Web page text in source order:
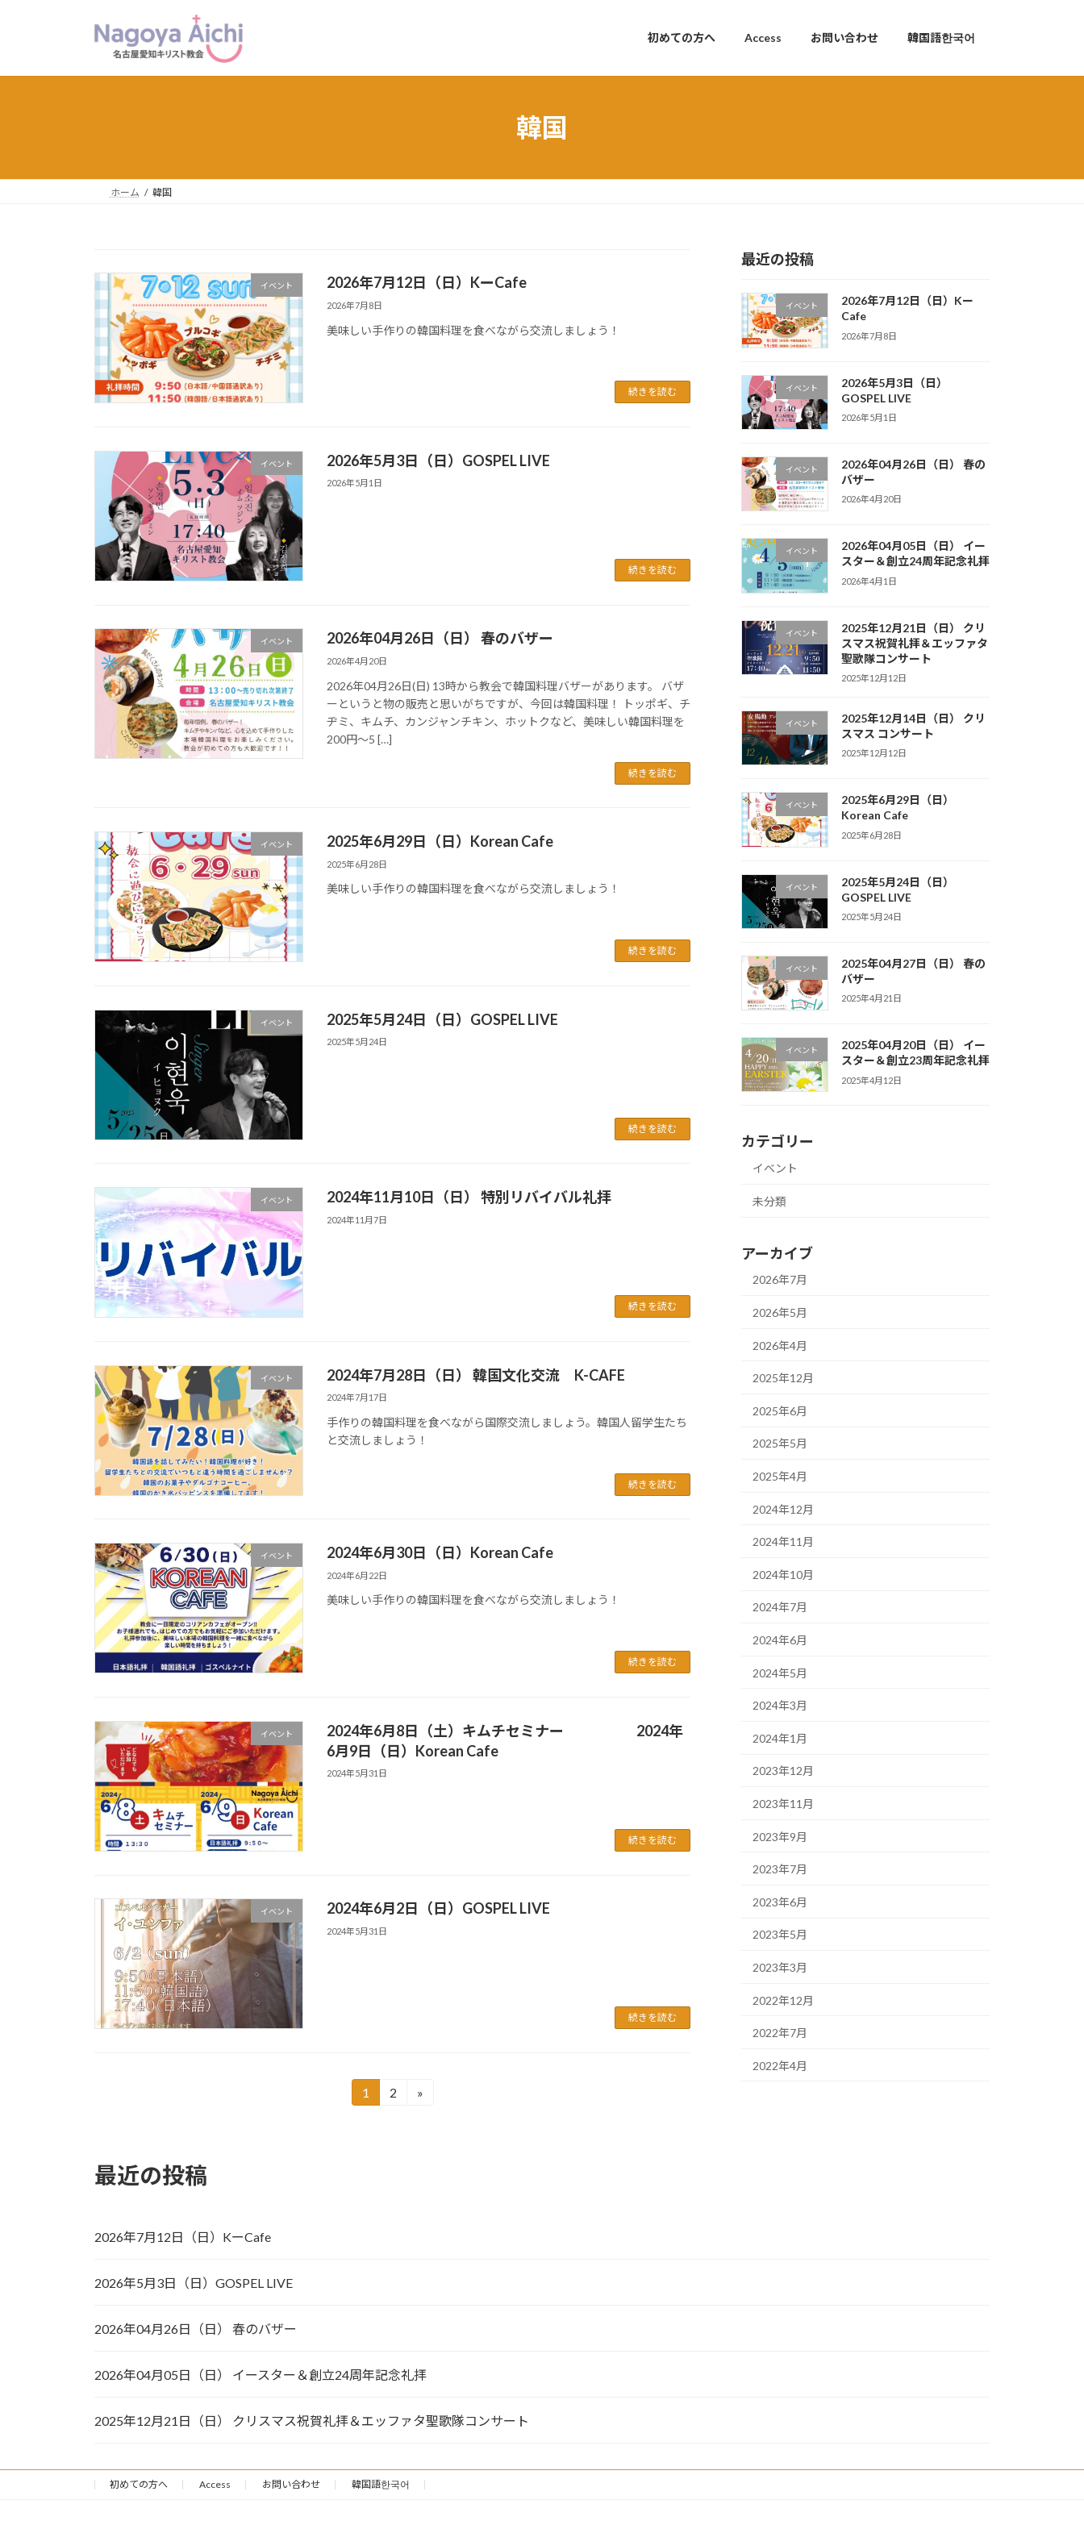
プ
動
初めての方へ Access お問い合わせ 韓国語한국어
韓国
ホーム 韓国
イベント 2026年7月12日（日）KーCafe
2026年7月8日
美味しい手作りの韓国料理を食べながら交流しましょう！
続きを読む
イベント 2026年5月3日（日）GOSPEL LIVE
2026年5月1日
続きを読む
イベント 2026年04月26日（日） 春のバザー
2026年4月20日
2026年04月26日(日) 13時から教会で韓国料理バザーがあります。 バザ
ーというと物の販売と思いがちですが、今回は韓国料理！ トッポギ、チ
ヂミ、キムチ、カンジャンチキン、ホットクなど、美味しい韓国料理を
200円〜5 […]
続きを読む
イベント 2025年6月29日（日）Korean Cafe
2025年6月28日
美味しい手作りの韓国料理を食べながら交流しましょう！
続きを読む
イベント 2025年5月24日（日）GOSPEL LIVE
2025年5月24日
続きを読む
イベント 2024年11月10日（日） 特別リバイバル礼拝
2024年11月7日
続きを読む
イベント 2024年7月28日（日） 韓国文化交流 K-CAFE
2024年7月17日
手作りの韓国料理を食べながら国際交流しましょう。韓国人留学生たち
と交流しましょう！
続きを読む
イベント 2024年6月30日（日）Korean Cafe
2024年6月22日
美味しい手作りの韓国料理を食べながら交流しましょう！
続きを読む
イベント
2024年6月8日（土）キムチセミナー 2024年
6月9日（日）Korean Cafe
2024年5月31日
続きを読む
イベント 2024年6月2日（日）GOSPEL LIVE
2024年5月31日
続きを読む
ペ
ジ
送
固
1
固
2 »
最近の投稿
イベント
2026年7月12日（日）Kー
Cafe
2026年7月8日
イベント
2026年5月3日（日）
GOSPEL LIVE
2026年5月1日
イベント
2026年04月26日（日） 春の
バザー
2026年4月20日
イベント
2026年04月05日（日） イー
スター＆創立24周年記念礼拝
2026年4月1日
イベント
2025年12月21日（日） クリ
スマス祝賀礼拝＆エッファタ
聖歌隊コンサート
2025年12月12日
イベント
2025年12月14日（日） クリ
スマス コンサート
2025年12月12日
イベント
2025年6月29日（日）
Korean Cafe
2025年6月28日
イベント
2025年5月24日（日）
GOSPEL LIVE
2025年5月24日
イベント
2025年04月27日（日） 春の
バザー
2025年4月21日
イベント
2025年04月20日（日） イー
スター＆創立23周年記念礼拝
2025年4月12日
カテゴリー
イベント
未分類
アーカイブ
2026年7月
2026年5月
2026年4月
2025年12月
2025年6月
2025年5月
2025年4月
2024年12月
2024年11月
2024年10月
2024年7月
2024年6月
2024年5月
2024年3月
2024年1月
2023年12月
2023年11月
2023年9月
2023年7月
2023年6月
2023年5月
2023年3月
2022年12月
2022年7月
2022年4月
最近の投稿
2026年7月12日（日）KーCafe
2026年5月3日（日）GOSPEL LIVE
2026年04月26日（日） 春のバザー
2026年04月05日（日） イースター＆創立24周年記念礼拝
2025年12月21日（日） クリスマス祝賀礼拝＆エッファタ聖歌隊コンサート
初めての方へ Access お問い合わせ 韓国語한국어